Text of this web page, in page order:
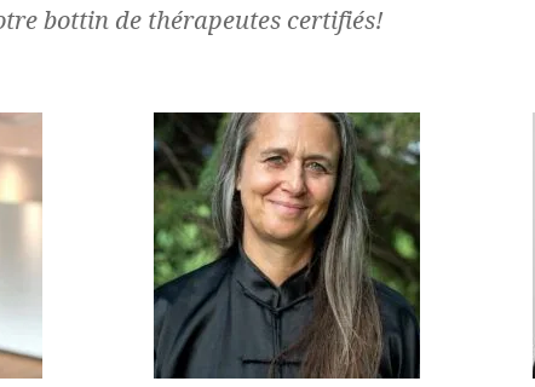
bottin de thérapeutes certifiés!